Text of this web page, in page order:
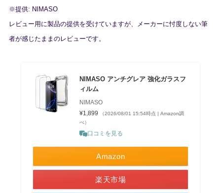
※提供: NIMASO
レビュー用に製品の提供を受けていますが、メーカーに忖度しない筆
者が感じたままのレビューです。
NIMASO アンチグレア 強化ガラスフ
ィルム
NIMASO
¥1,899
（2026/08/01 15:54時点 | Amazon調
べ）
口コミを見る
Amazon
楽天市場